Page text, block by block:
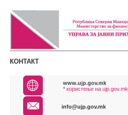
КОНТАКТ
www.ujp.gov.mk
* користење на ujp.gov.mk
info@ujp.gov.mk